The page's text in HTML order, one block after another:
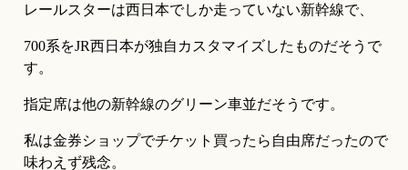
レールスターは西日本でしか走っていない新幹線で、
700系をJR西日本が独自カスタマイズしたものだそうで
す。
指定席は他の新幹線のグリーン車並だそうです。
私は金券ショップでチケット買ったら自由席だったので
味わえず残念。